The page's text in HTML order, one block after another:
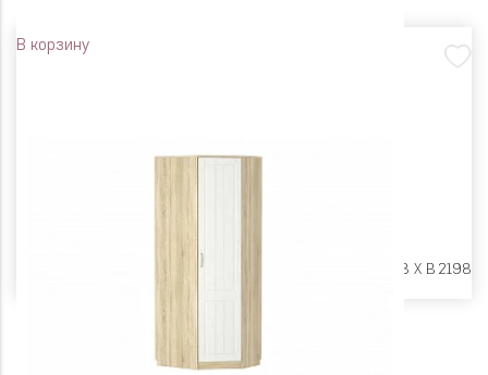
В корзину
Ш 1798 X Г 578 X В 2198